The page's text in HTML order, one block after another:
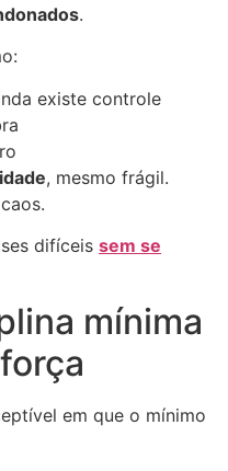
.
existe controle
, mesmo frágil.
difíceis sem se
mínima
em que o mínimo